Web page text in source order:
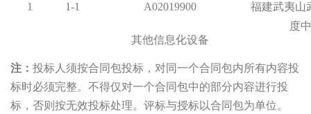
1 1-1 A02019900
其他信息化设备
福建武夷山
度
注： 投标人须按合同包投标，对同一个合同包内所有内容投
标时必须完整。不得仅对一个合同包中的部分内容进行投
标，否则按无效投标处理。评标与授标以合同包为单位。